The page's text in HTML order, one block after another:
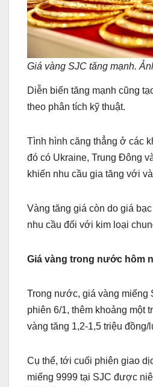
Giá vàng SJC tăng mạnh.
Diễn biến tăng mạnh cũng
theo phân tích kỹ thuật.
Tình hình căng thẳng ở các
đó có Ukraine, Trung Đông
khiến nhu cầu gia tăng với
Vàng tăng giá còn do giá
nhu cầu đối với kim loại
Giá vàng trong nước hôm
Trong nước, giá vàng miếng
phiên 6/1, thêm khoảng một
vàng tăng 1,2-1,5 triệu đồng/
Cụ thể, tới cuối phiên giao
miếng 9999 tại SJC được